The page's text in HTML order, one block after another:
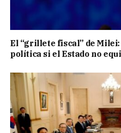
El “grillete fiscal” de
política si el Estado no